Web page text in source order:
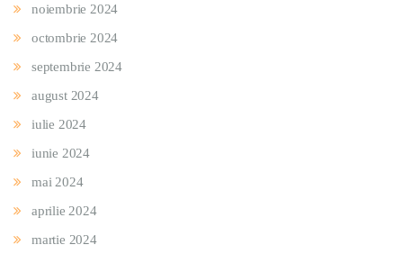
noiembrie 2024
octombrie 2024
septembrie 2024
august 2024
iulie 2024
iunie 2024
mai 2024
aprilie 2024
martie 2024